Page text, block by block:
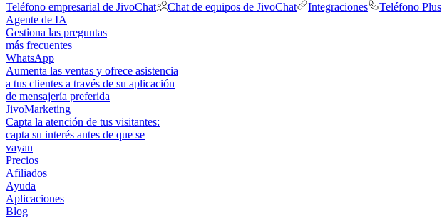
Teléfono empresarial de JivoChat
Chat de equipos de JivoChat Integraciones Teléfono Plus
Agente de IA
Gestiona las preguntas
más frecuentes
WhatsApp
Aumenta las ventas y ofrece asistencia
a tus clientes a través de su aplicación
de mensajería preferida
JivoMarketing
Capta la atención de tus visitantes:
capta su interés antes de que se
vayan
Precios
Afiliados
Ayuda
Aplicaciones
Blog